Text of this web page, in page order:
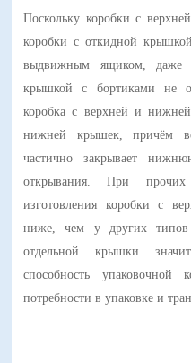
Поскольку коробки с
коробки с откидной
выдвижным ящиком, даже
крышкой с бортиками не
коробка с верхней и
нижней крышек, причём
частично закрывает
открывания. При прочих
изготовления коробки с
ниже, чем у других типов
отдельной крышки
способность упаковочной
потребности в упаковке и